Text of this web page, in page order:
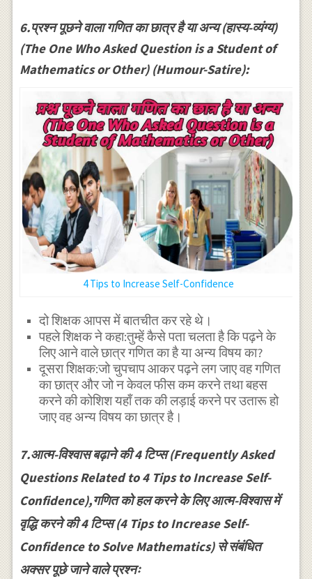
6.प्रश्न पूछने वाला गणित का छात्र है या अन्य (हास्य-व्यंग्य)
(The One Who Asked Question is a Student of
Mathematics or Other) (Humour-Satire):
4 Tips to Increase Self-Confidence
दो शिक्षक आपस में बातचीत कर रहे थे।
पहले शिक्षक ने कहा:तुम्हें कैसे पता चलता है कि पढ़ने के
लिए आने वाले छात्र गणित का है या अन्य विषय का?
दूसरा शिक्षक:जो चुपचाप आकर पढ़ने लग जाए वह गणित
का छात्र और जो न केवल फीस कम करने तथा बहस
करने की कोशिश यहाँ तक की लड़ाई करने पर उतारू हो
जाए वह अन्य विषय का छात्र है।
7.आत्म-विश्वास बढ़ाने की 4 टिप्स (Frequently Asked
Questions Related to 4 Tips to Increase Self-
Confidence),गणित को हल करने के लिए आत्म-विश्वास में
वृद्धि करने की 4 टिप्स (4 Tips to Increase Self-
Confidence to Solve Mathematics) से संबंधित
अक्सर पूछे जाने वाले प्रश्नः